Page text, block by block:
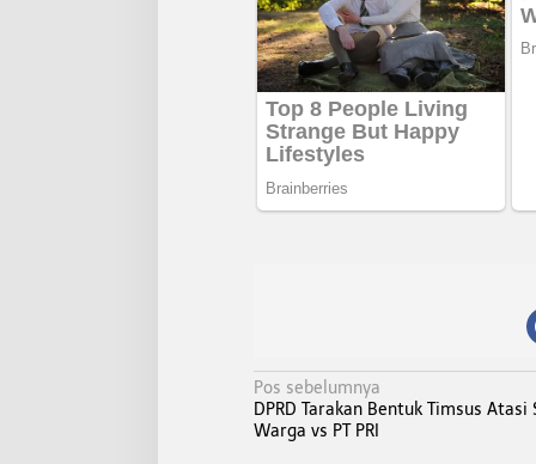
N
a
Pos sebelumnya
DPRD Tarakan Bentuk Timsus Atasi
Warga vs PT PRI